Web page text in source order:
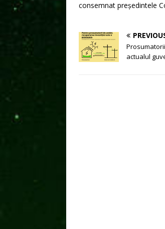
consemnat președintele
actualul